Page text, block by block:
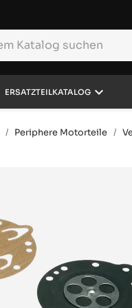
ERSATZTEILKATALOG keyboard_arrow_down
Periphere Motorteile